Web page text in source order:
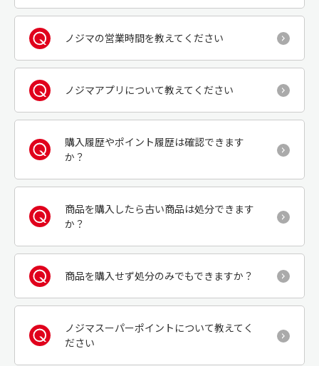
ノジマの営業時間を教えてください
ノジマアプリについて教えてください
購入履歴やポイント履歴は確認できます
か？
商品を購入したら古い商品は処分できます
か？
商品を購入せず処分のみでもできますか？
ノジマスーパーポイントについて教えてく
ださい